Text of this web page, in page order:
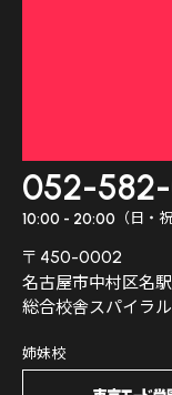
052-
10:00 - 20:00 （日・
〒450-0002
名古屋市中村区名
総合校舎スパイラ
姉妹校